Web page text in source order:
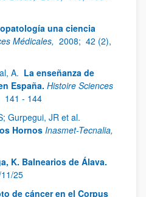
una ciencia
Médicales, 2008; 42 (2),
A. La enseñanza de
España. Histoire Sciences
141 - 144
Gurpegui, JR et al.
Hornos Inasmet-Tecnalia,
K. Balnearios de Álava.
25
de cáncer en el Corpus